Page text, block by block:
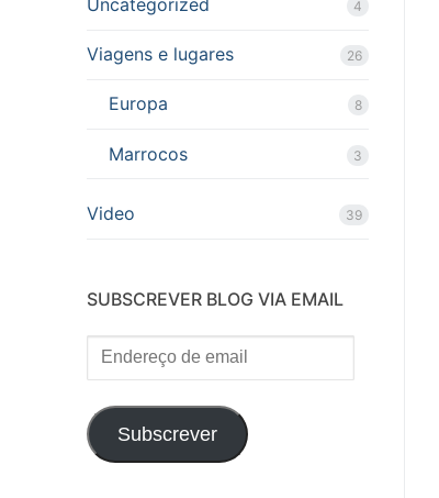
4
Viagens e lugares 26
Europa 8
Marrocos 3
Video 39
SUBSCREVER BLOG VIA EMAIL
Endereço
de
email
Subscrever